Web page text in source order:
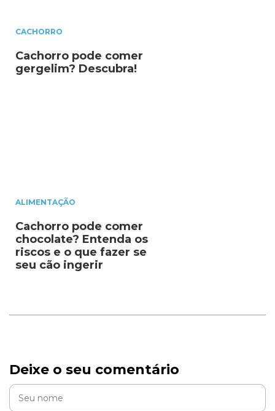
CACHORRO
Cachorro pode comer
gergelim? Descubra!
ALIMENTAÇÃO
Cachorro pode comer
chocolate? Entenda os
riscos e o que fazer se
seu cão ingerir
Deixe o seu comentário